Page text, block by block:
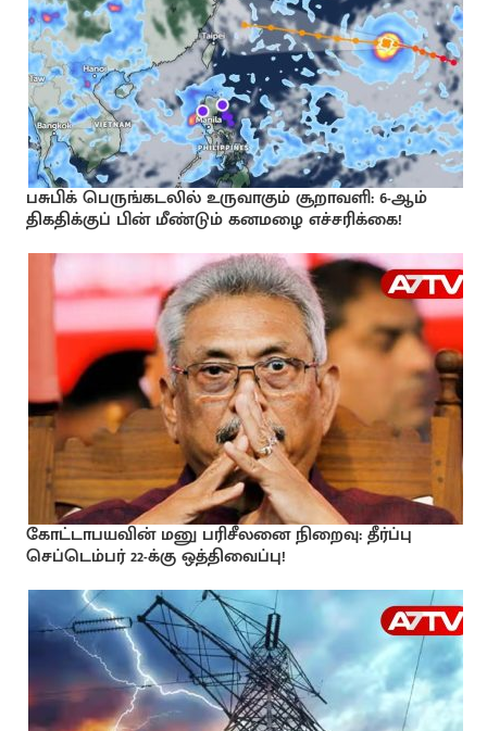
பசுபிக் பெருங்கடலில் உருவாகும் சூறாவளி: 6-ஆம்
திகதிக்குப் பின் மீண்டும் கனமழை எச்சரிக்கை!
கோட்டாபயவின் மனு பரிசீலனை நிறைவு: தீர்ப்பு
செப்டெம்பர் 22-க்கு ஒத்திவைப்பு!